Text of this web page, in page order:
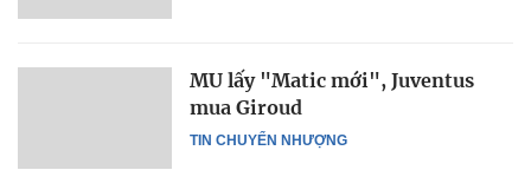
TIN CHUYỂN NHƯỢNG
MU lấy "Matic mới", Juventus
mua Giroud